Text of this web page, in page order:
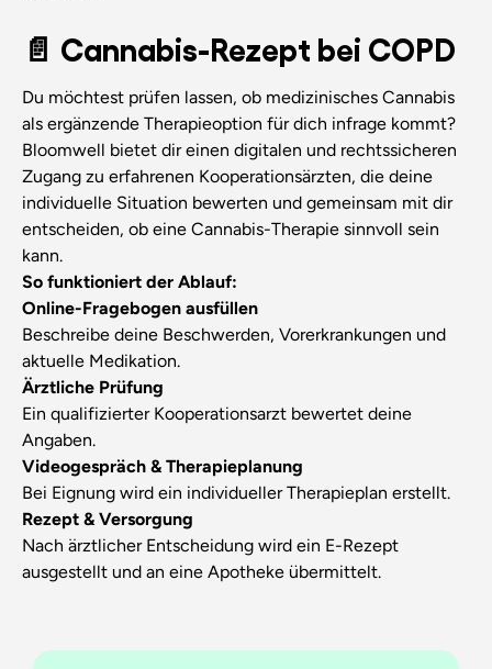
📄 Cannabis-Rezept bei COPD
Du möchtest prüfen lassen, ob medizinisches Cannabis
als ergänzende Therapieoption für dich infrage kommt?
Bloomwell bietet dir einen digitalen und rechtssicheren
Zugang zu erfahrenen Kooperationsärzten, die deine
individuelle Situation bewerten und gemeinsam mit dir
entscheiden, ob eine Cannabis-Therapie sinnvoll sein
kann.
So funktioniert der Ablauf:
Online-Fragebogen ausfüllen
Beschreibe deine Beschwerden, Vorerkrankungen und
aktuelle Medikation.
Ärztliche Prüfung
Ein qualifizierter Kooperationsarzt bewertet deine
Angaben.
Videogespräch & Therapieplanung
Bei Eignung wird ein individueller Therapieplan erstellt.
Rezept & Versorgung
Nach ärztlicher Entscheidung wird ein E-Rezept
ausgestellt und an eine Apotheke übermittelt.